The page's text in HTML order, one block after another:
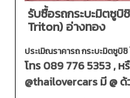
รับซื้อรถกระบะมิตซูบิ
Triton) อ่างทอง
ประเมิณราคารถ กระบะมิตซูบิ
โทร089 776 5353, ห
@thailovercarsมี @